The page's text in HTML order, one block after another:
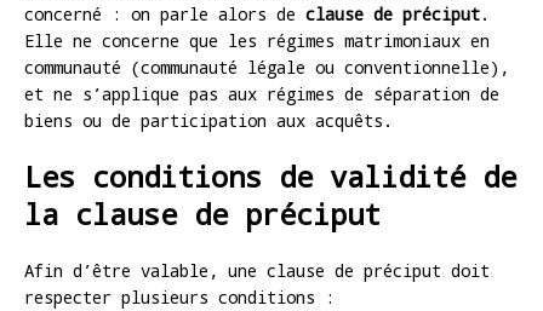
concerné : on parle alors de clause de préciput.
Elle ne concerne que les régimes matrimoniaux en
communauté (communauté légale ou conventionnelle),
et ne s’applique pas aux régimes de séparation de
biens ou de participation aux acquêts.
Les conditions de validité de
la clause de préciput
Afin d’être valable, une clause de préciput doit
respecter plusieurs conditions :